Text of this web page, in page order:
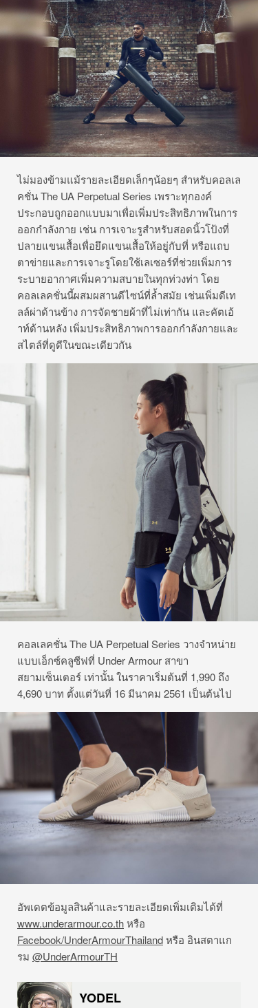
ไม่มองข้ามแม้รายละเอียดเล็กๆน้อยๆ สำหรับคอลเล
คชั่น The UA Perpetual Series เพราะทุกองค์
ประกอบถูกออกแบบมาเพื่อเพิ่มประสิทธิภาพในการ
ออกกำลังกาย เช่น การเจาะรูสำหรับสอดนิ้วโป้งที่
ปลายแขนเสื้อเพื่อยึดแขนเสื้อให้อยู่กับที่ หรือแถบ
ตาข่ายและการเจาะรูโดยใช้เลเซอร์ที่ช่วยเพิ่มการ
ระบายอากาศเพิ่มความสบายในทุกท่วงท่า โดย
คอลเลคชั่นนี้ผสมผสานดีไซน์ที่ล้ำสมัย เช่นเพิ่มดีเท
ลล์ผ่าด้านข้าง การจัดชายผ้าที่ไม่เท่ากัน และคัตเอ้
าท์ด้านหลัง เพิ่มประสิทธิภาพการออกกำลังกายและ
สไตล์ที่ดูดีในขณะเดียวกัน
คอลเลคชั่น The UA Perpetual Series วางจำหน่าย
แบบเอ็กซ์คลูซีฟที่ Under Armour สาขา
สยามเซ็นเตอร์ เท่านั้น ในราคาเริ่มต้นที่ 1,990 ถึง
4,690 บาท ตั้งแต่วันที่ 16 มีนาคม 2561 เป็นต้นไป
อัพเดตข้อมูลสินค้าและรายละเอียดเพิ่มเติมได้ที่
www.underarmour.co.thหรือ
Facebook/UnderArmourThailandหรือ อินสตาแก
รม @UnderArmourTH
YODEL